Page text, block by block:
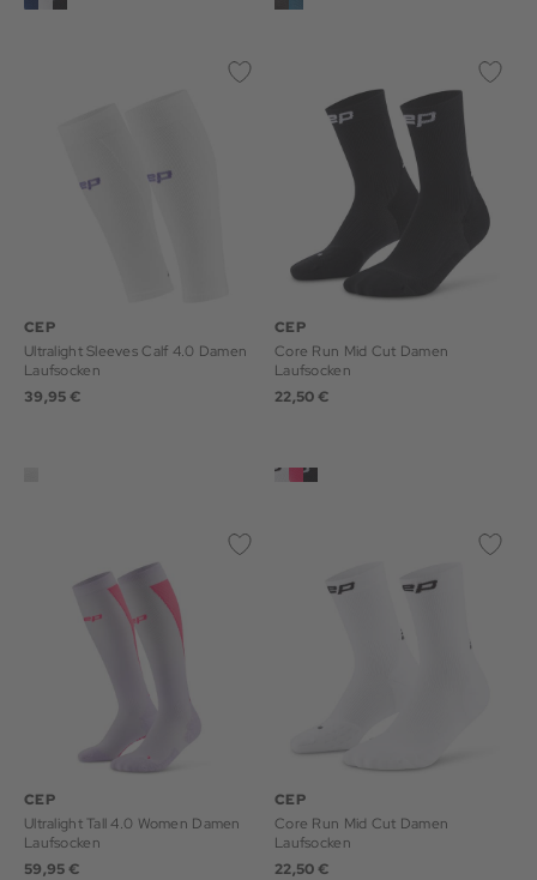
CEP
Ultralight Sleeves Calf 4.0 Damen
Laufsocken
39,95 €
CEP
Core Run Mid Cut Damen
Laufsocken
22,50 €
CEP
Ultralight Tall 4.0 Women Damen
Laufsocken
59,95 €
CEP
Core Run Mid Cut Damen
Laufsocken
22,50 €